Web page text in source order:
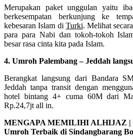
Merupakan paket unggulan yaitu
berkesempatan berkunjung ke
kebesaran Islam di Turki. Melihat
para para Nabi dan tokoh-tokoh
besar rasa cinta kita pada Islam.
4. Umroh Palembang – Jeddah
Berangkat langsung dari Bandara
Jeddah tanpa transit dengan
hotel bintang 4+ cuma 60M dari
Rp.24,7jt all in.
MENGAPA MEMILIHI ALHIJAZ |
Umroh Terbaik di Sindangbarang